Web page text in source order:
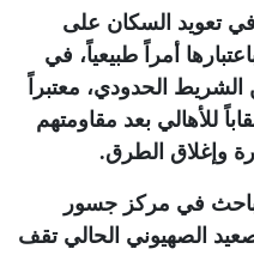
تعويد السكان على
أمراً طبيعياً، في
الحدودي، معتبراً
للأهالي بعد مقاومتهم
وإغلاق الطرق.
في مركز جسور
الصهيوني الحالي تقف